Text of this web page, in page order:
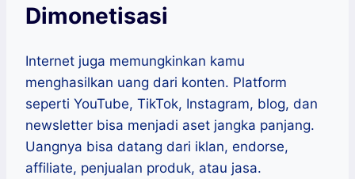
Dimonetisasi
Internet juga memungkinkan kamu
menghasilkan uang dari konten. Platform
seperti YouTube, TikTok, Instagram, blog, dan
newsletter bisa menjadi aset jangka panjang.
Uangnya bisa datang dari iklan, endorse,
affiliate, penjualan produk, atau jasa.